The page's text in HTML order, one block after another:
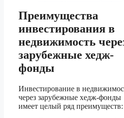
Преимущества
инвестирования в
недвижимость
зарубежные хедж-
фонды
Инвестирование в
через зарубежные хедж-фонды
имеет целый ряд преимуществ: